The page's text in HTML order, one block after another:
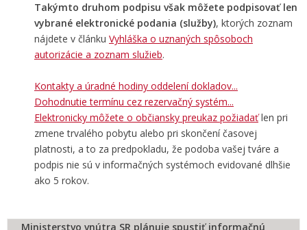
Takýmto druhom podpisu však môžete podpisovať len
vybrané elektronické podania (služby), ktorých zoznam
nájdete v článku Vyhláška o uznaných spôsoboch
autorizácie a zoznam služieb.
Kontakty a úradné hodiny oddelení dokladov...
Dohodnutie termínu cez rezervačný systém...
Elektronicky môžete o občiansky preukaz požiadaťlen pri
zmene trvalého pobytu alebo pri skončení časovej
platnosti, a to za predpokladu, že podoba vašej tváre a
podpis nie sú v informačných systémoch evidované dlhšie
ako 5 rokov.
Ministerstvo vnútra SR plánuje spustiť informačnú